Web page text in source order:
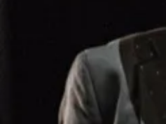
mis en scène par Xavier
participe àCrêpetown
,
festival Voyage à
qu’ordinatrice du
2014, elle co-écrit et
de danse Ruines
, avec